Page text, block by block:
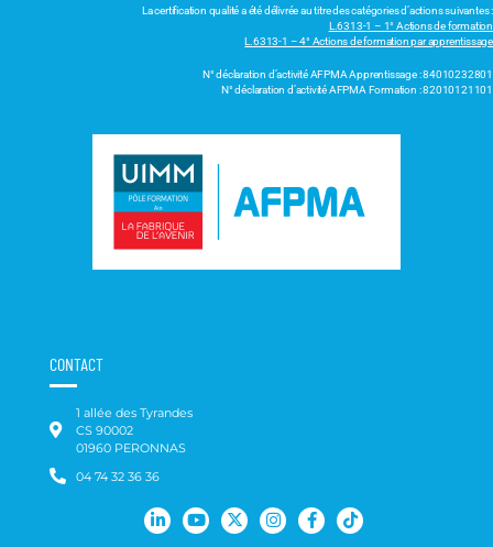
La certification qualité a été délivrée au titre des catégories d’actions suivantes :
L.6313-1 – 1° Actions de formation
L.6313-1 – 4° Actions de formation par apprentissage
N° déclaration d’activité AFPMA Apprentissage : 84010232801
N° déclaration d’activité AFPMA Formation : 82010121101
CONTACT
1 allée des Tyrandes
CS 90002
01960 PERONNAS
04 74 32 36 36